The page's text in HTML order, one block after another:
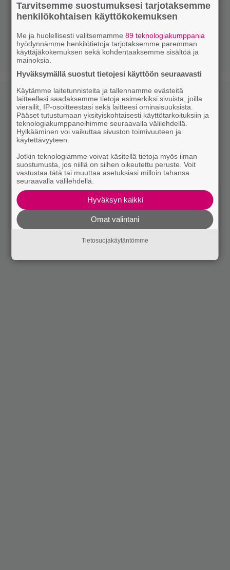
Tarvitsemme suostumuksesi tarjotaksemme
henkilökohtaisen käyttökokemuksen
Me ja huolellisesti valitsemamme89 teknologiakumppania
hyödynnämme henkilötietoja tarjotaksemme paremman
käyttäjäkokemuksen sekä kohdentaaksemme sisältöä ja
mainoksia.
Hyväksymällä suostut tietojesi käyttöön seuraavasti
Käytämme laitetunnisteita ja tallennamme evästeitä
laitteellesi saadaksemme tietoja esimerkiksi sivuista, joilla
vierailit, IP-osoitteestasi sekä laitteesi ominaisuuksista.
Pääset tutustumaan yksityiskohtaisesti käyttötarkoituksiin ja
teknologiakumppaneihimme seuraavalla välilehdellä.
Hylkääminen voi vaikuttaa sivuston toimivuuteen ja
käytettävyyteen.
Jotkin teknologiamme voivat käsitellä tietoja myös ilman
suostumusta, jos niillä on siihen oikeutettu peruste. Voit
vastustaa tätä tai muuttaa asetuksiasi milloin tahansa
seuraavalla välilehdellä.
Hyväksyn kaikki
Omat valintani
Tietosuojakäytäntömme